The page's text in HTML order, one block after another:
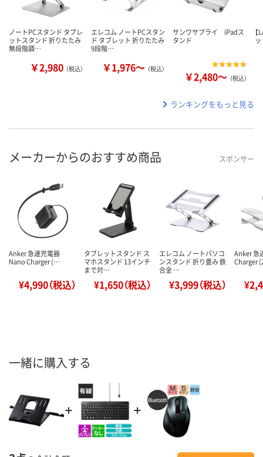
ノートPCスタンド タブレ
ットスタンド 折りたたみ
無段階調…
￥2,980 （税込）
エレコム ノートPCスタン
ド タブレット 折りたたみ
9段階…
￥1,976～ （税込）
サンワサプライ iPadス
タンド
￥2,480～ （税込）
ランキングをもっと見る
メーカーからのおすすめ商品 スポンサー
Anker 急速充電器
Nano Charger (…
¥4,990（税込）
タブレットスタンド ス
マホスタンド 13インチ
まで対…
¥1,650（税込）
エレコム ノートパソコ
ンスタンド 折り畳み 鉄
合金 …
¥3,999（税込）
Anker 急
Charger
一緒に購入する